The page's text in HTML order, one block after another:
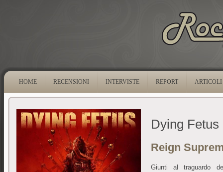
HOME RECENSIONI INTERVISTE REPORT ARTICOLI
Dying Fetus
Reign
Giunti al traguardo